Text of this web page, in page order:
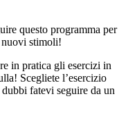
questo programma per
nuovi stimoli!
in pratica gli esercizi in
Scegliete l’esercizio
fatevi seguire da un